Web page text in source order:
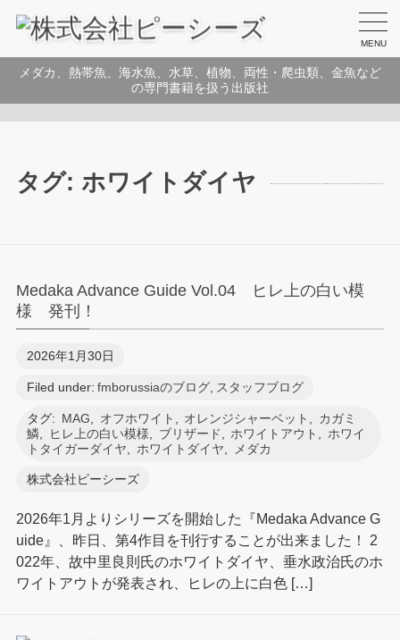
MENU
メダカ、熱帯魚、海水魚、水草、植物、両性・爬虫類、金魚など
の専門書籍を扱う出版社
タグ: ホワイトダイヤ
Medaka Advance Guide Vol.04 ヒレ上の白い模
様 発刊！
2026年1月30日
Filed under: fmborussiaのブログ, スタッフブログ
タグ: MAG オフホワイト オレンジシャーベット
カガミ
鱗, ヒレ上の白い模様 ブリザード ホワイトアウト
ホワイ
トタイガーダイヤ
ホワイトダイヤ メダカ
株式会社ピーシーズ
2026年1月よりシリーズを開始した『Medaka Advance G
uide』、昨日、第4作目を刊行することが出来ました！ 2
022年、故中里良則氏のホワイトダイヤ、垂水政治氏のホ
ワイトアウトが発表され、ヒレの上に白色 […]